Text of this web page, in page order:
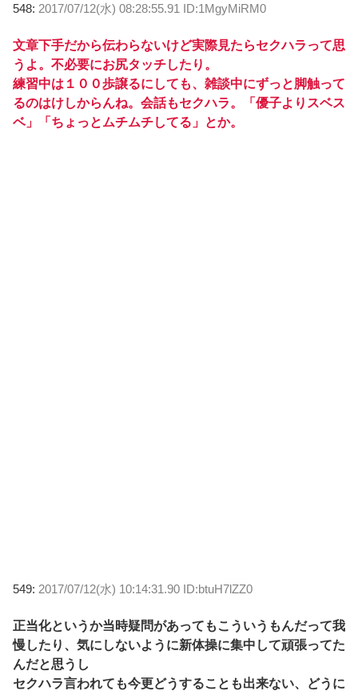
548: 2017/07/12(水) 08:28:55.91 ID:1MgyMiRM0
文章下手だから伝わらないけど実際見たらセクハラって思
うよ。不必要にお尻タッチしたり。
練習中は１００歩譲るにしても、雑談中にずっと脚触って
るのはけしからんね。会話もセクハラ。「優子よりスベス
ベ」「ちょっとムチムチしてる」とか。
549: 2017/07/12(水) 10:14:31.90 ID:btuH7lZZ0
正当化というか当時疑問があってもこういうもんだって我
慢したり、気にしないように新体操に集中して頑張ってた
んだと思うし
セクハラ言われても今更どうすることも出来ない、どうに